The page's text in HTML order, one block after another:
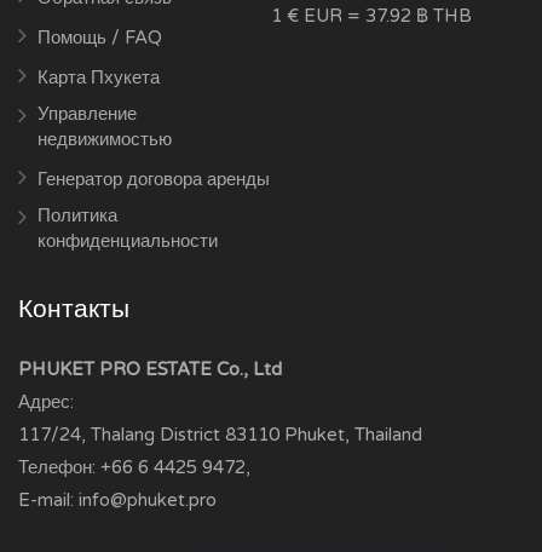
Помощь / FAQ
Карта Пхукета
Управление
недвижимостью
Генератор договора аренды
Политика
конфиденциальности
1 € EUR = 37.92 ฿ THB
Контакты
PHUKET PRO ESTATE Co., Ltd
Адрес:
117/24, Thalang District 83110 Phuket, Thailand
Телефон: +66 6 4425 9472,
E-mail: info@phuket.pro